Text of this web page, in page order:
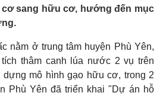
sang hữu cơ, hướng đến mục
nằm ở trung tâm huyện Phù Yên,
thâm canh lúa nước 2 vụ trên
dựng mô hình gạo hữu cơ, trong 2
Phù Yên đã triển khai "Dự án hỗ